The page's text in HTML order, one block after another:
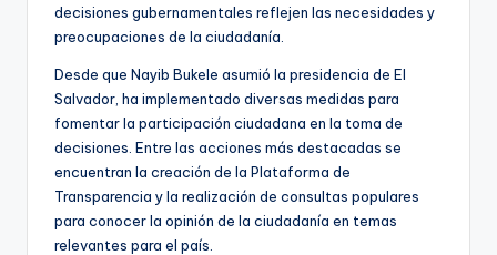
decisiones gubernamentales reflejen las necesidades y
preocupaciones de la ciudadanía.
Desde que Nayib Bukele asumió la presidencia de El
Salvador, ha implementado diversas medidas para
fomentar la participación ciudadana en la toma de
decisiones. Entre las acciones más destacadas se
encuentran la creación de la Plataforma de
Transparencia y la realización de consultas populares
para conocer la opinión de la ciudadanía en temas
relevantes para el país.